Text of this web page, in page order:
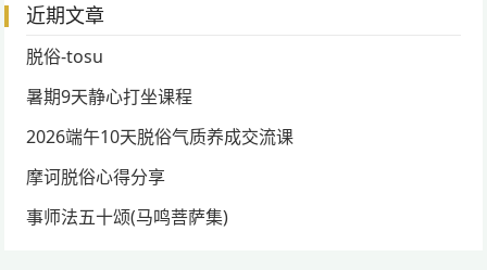
近期文章
脱俗-tosu
暑期9天静心打坐课程
2026端午10天脱俗气质养成交流课
摩诃脱俗心得分享
事师法五十颂(马鸣菩萨集)